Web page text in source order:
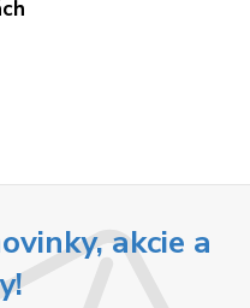
akcie a